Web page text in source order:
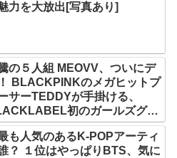
力を大放出[写真あり]
の５人組 MEOVV、ついにデ
BLACKPINKのメガヒットプ
サーTEDDYが手掛ける、
初のガールズグル
ビューシングル「MEOW」
ス
も人気のあるK-POPアーティ
？ １位はやっぱりBTS、気に